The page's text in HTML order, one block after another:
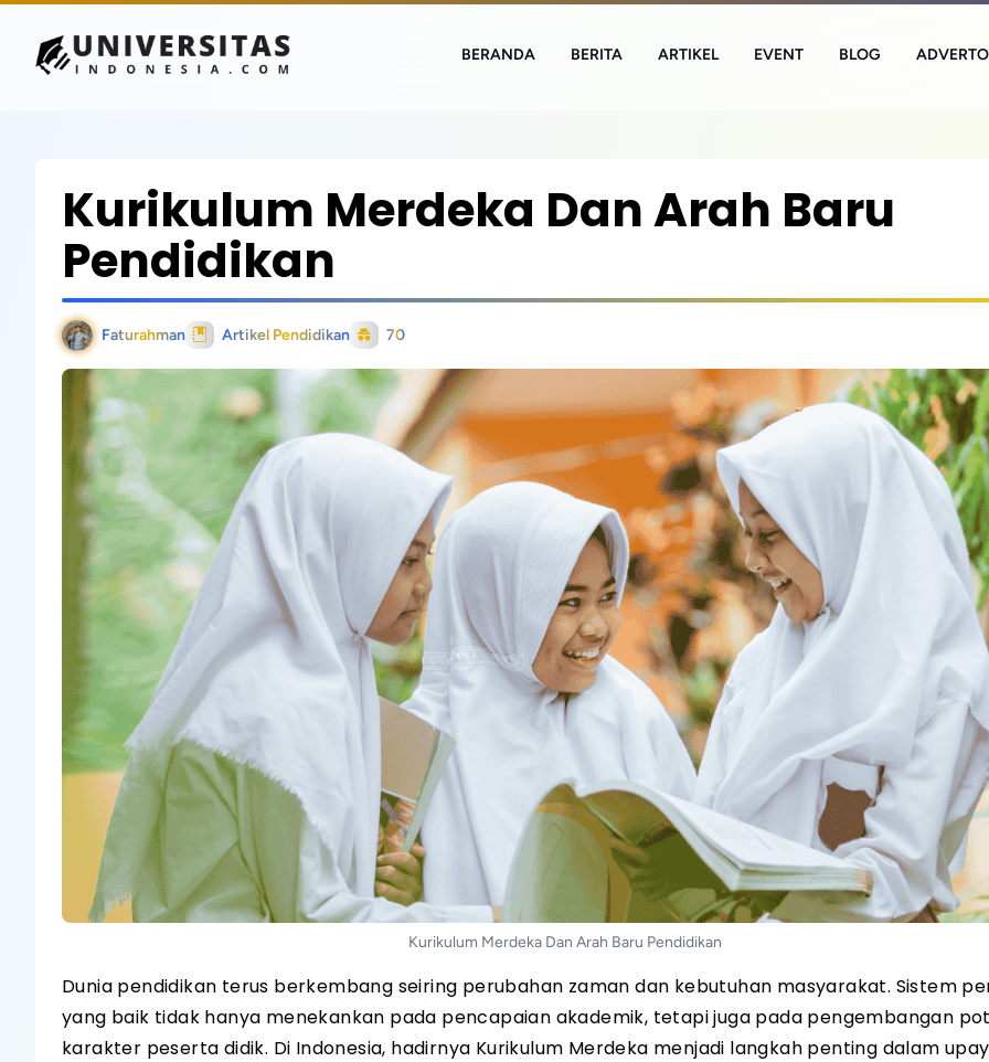
BERANDA BERITA ARTIKEL EVENT BLOG
Kurikulum Merdeka Dan Arah Baru
Pendidikan
Faturahman Artikel Pendidikan 70
Kurikulum Merdeka Dan Arah Baru Pendidikan
Dunia pendidikan terus berkembang seiring perubahan zaman dan kebutuhan masyarakat. Sistem
yang baik tidak hanya menekankan pada pencapaian akademik, tetapi juga pada pengembangan
karakter peserta didik. Di Indonesia, hadirnya Kurikulum Merdeka menjadi langkah penting dalam